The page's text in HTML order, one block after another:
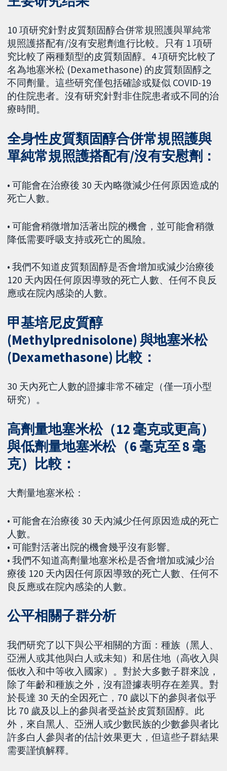
10 項研究針對皮質類固醇合併常規照護與單純常
規照護搭配有/沒有安慰劑進行比較。只有 1 項研
究比較了兩種類型的皮質類固醇。4 項研究比較了
名為地塞米松 (Dexamethasone) 的皮質類固醇之
不同劑量。這些研究僅包括確診或疑似 COVID-19
的住院患者。沒有研究針對非住院患者或不同的治
療時間。
全身性皮質類固醇合併常規照護與
單純常規照護搭配有/沒有安慰劑：
• 可能會在治療後 30 天內略微減少任何原因造成的
死亡人數。
• 可能會稍微增加活著出院的機會，並可能會稍微
降低需要呼吸支持或死亡的風險。
• 我們不知道皮質類固醇是否會增加或減少治療後
120 天內因任何原因導致的死亡人數、任何不良反
應或在院內感染的人數。
甲基培尼皮質醇
(Methylprednisolone) 與地塞米松
(Dexamethasone) 比較：
30 天內死亡人數的證據非常不確定（僅一項小型
研究）。
高劑量地塞米松（12 毫克或更高）
與低劑量地塞米松（6 毫克至 8 毫
克）比較：
大劑量地塞米松：
• 可能會在治療後 30 天內減少任何原因造成的死亡
人數。
• 可能對活著出院的機會幾乎沒有影響。
• 我們不知道高劑量地塞米松是否會增加或減少治
療後 120 天內因任何原因導致的死亡人數、任何不
良反應或在院內感染的人數。
公平相關子群分析
我們研究了以下與公平相關的方面：種族（黑人、
亞洲人或其他與白人或未知）和居住地（高收入與
低收入和中等收入國家）。對於大多數子群來說，
除了年齡和種族之外，沒有證據表明存在差異。對
於長達 30 天的全因死亡，70 歲以下的參與者似​​乎
比 70 歲及以上的參與者受益於皮質類固醇。此
外，來自黑人、亞洲人或少數民族的少數參與者比
許多白人參與者的估計效果更大，但這些子群結果
需要謹慎解釋。